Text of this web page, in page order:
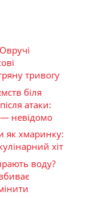
тривогу
біля
атаки:
невідомо
як хмаринку:
хіт
воду?